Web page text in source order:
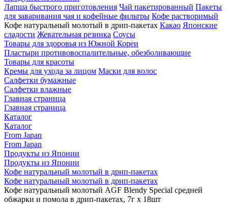
Лапша быстрого приготовления Чай пакетированный Пакеты
для заваривания чая и кофейные фильтры Кофе растворимый
Кофе натуральный молотый в дрип-пакетах Какао Японские
сладости Жевательная резинка Соусы
Товары для здоровья из Южной Кореи
Пластыри противовоспалительные, обезболивающие
Товары для красоты
Кремы для ухода за лицом Маски для волос
Салфетки бумажные
Салфетки влажные
Главная страница
Главная страница
Каталог
Каталог
From Japan
From Japan
Продукты из Японии
Продукты из Японии
Кофе натуральный молотый в дрип-пакетах
Кофе натуральный молотый в дрип-пакетах
Кофе натуральный молотый AGF Blendy Special средней
обжарки и помола в дрип-пакетах, 7г х 18шт